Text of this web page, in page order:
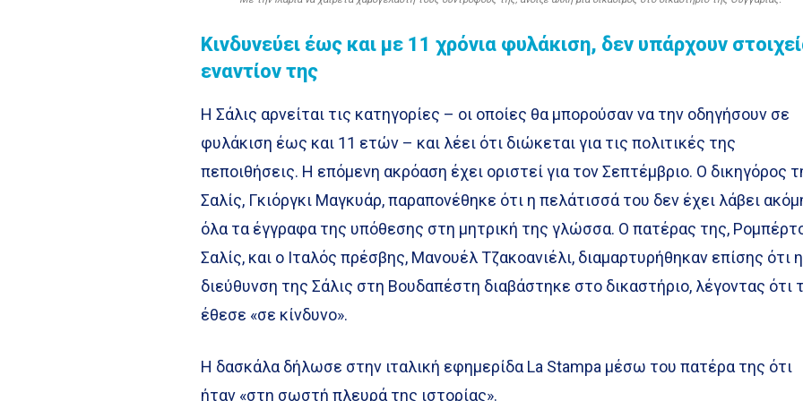
Κινδυνεύει έως και με 11 χρόνια φυλάκιση, δεν υπάρχουν
εναντίον της
Η Σάλις αρνείται τις κατηγορίες – οι οποίες θα μπορούσαν να την οδηγήσουν σε
φυλάκιση έως και 11 ετών – και λέει ότι διώκεται για τις πολιτικές της
πεποιθήσεις. Η επόμενη ακρόαση έχει οριστεί για τον Σεπτέμβριο. Ο δικηγόρος
Σαλίς, Γκιόργκι Μαγκυάρ, παραπονέθηκε ότι η πελάτισσά του δεν έχει λάβει
όλα τα έγγραφα της υπόθεσης στη μητρική της γλώσσα. Ο πατέρας της,
Σαλίς, και ο Ιταλός πρέσβης, Μανουέλ Τζακοανιέλι, διαμαρτυρήθηκαν επίσης ότι η
διεύθυνση της Σάλις στη Βουδαπέστη διαβάστηκε στο δικαστήριο, λέγοντας ότι
έθεσε «σε κίνδυνο».
Η δασκάλα δήλωσε στην ιταλική εφημερίδα La Stampa μέσω του πατέρα της ότι
ήταν «στη σωστή πλευρά της ιστορίας».